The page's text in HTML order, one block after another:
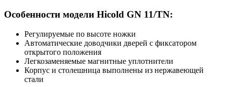
Особенности модели Hicold GN 11/TN:
Регулируемые по высоте ножки
Автоматические доводчики дверей с фиксатором
открытого положения
Легкозаменяемые магнитные уплотнители
Корпус и столешница выполнены из нержавеющей
стали